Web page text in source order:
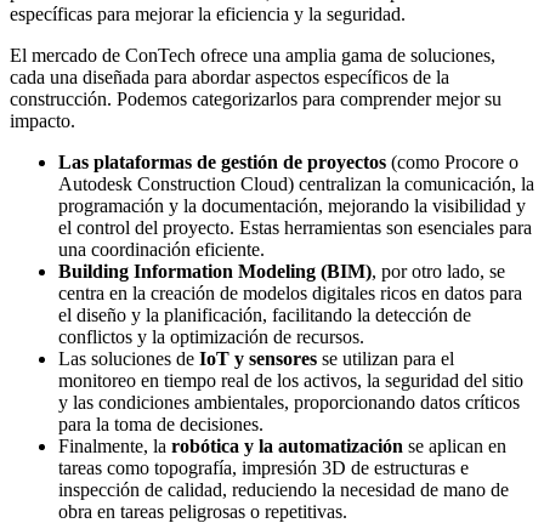
específicas para mejorar la eficiencia y la seguridad.
El mercado de ConTech ofrece una amplia gama de soluciones,
cada una diseñada para abordar aspectos específicos de la
construcción. Podemos categorizarlos para comprender mejor su
impacto.
Las plataformas de gestión de proyectos (como Procore o
Autodesk Construction Cloud) centralizan la comunicación, la
programación y la documentación, mejorando la visibilidad y
el control del proyecto. Estas herramientas son esenciales para
una coordinación eficiente.
Building Information Modeling (BIM), por otro lado, se
centra en la creación de modelos digitales ricos en datos para
el diseño y la planificación, facilitando la detección de
conflictos y la optimización de recursos.
Las soluciones de IoT y sensores se utilizan para el
monitoreo en tiempo real de los activos, la seguridad del sitio
y las condiciones ambientales, proporcionando datos críticos
para la toma de decisiones.
Finalmente, la robótica y la automatización se aplican en
tareas como topografía, impresión 3D de estructuras e
inspección de calidad, reduciendo la necesidad de mano de
obra en tareas peligrosas o repetitivas.